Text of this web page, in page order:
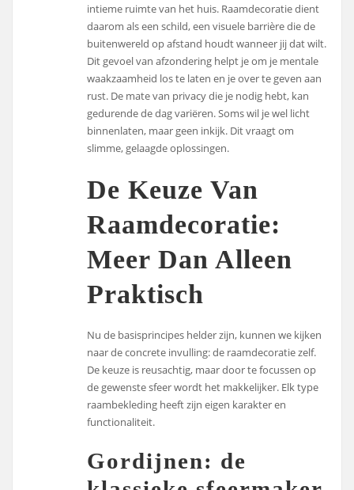
intieme ruimte van het huis. Raamdecoratie dient
daarom als een schild, een visuele barrière die de
buitenwereld op afstand houdt wanneer jij dat wilt.
Dit gevoel van afzondering helpt je om je mentale
waakzaamheid los te laten en je over te geven aan
rust. De mate van privacy die je nodig hebt, kan
gedurende de dag variëren. Soms wil je wel licht
binnenlaten, maar geen inkijk. Dit vraagt om
slimme, gelaagde oplossingen.
De Keuze Van
Raamdecoratie:
Meer Dan Alleen
Praktisch
Nu de basisprincipes helder zijn, kunnen we kijken
naar de concrete invulling: de raamdecoratie zelf.
De keuze is reusachtig, maar door te focussen op
de gewenste sfeer wordt het makkelijker. Elk type
raambekleding heeft zijn eigen karakter en
functionaliteit.
Gordijnen: de